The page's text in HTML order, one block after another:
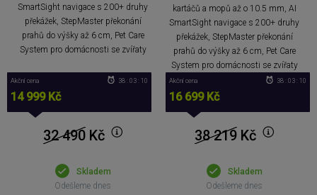
SmartSight navigace s 200+ druhy
překážek, StepMaster překonání
prahů do výšky až 6 cm, Pet Care
System pro domácnosti se zvířaty
Akční cena
14 999 Kč
38 : 03 : 09
32 490Kč
Skladem
Odešleme dnes
kartáčů a mopů až o 10.5 mm, AI
SmartSight navigace s 200+ druhy
překážek, StepMaster překonání
prahů do výšky až 6 cm, Pet Care
System pro domácnosti se zvířaty
Akční cena
16 699 Kč
38 : 03 : 09
38 219Kč
Skladem
Odešleme dnes